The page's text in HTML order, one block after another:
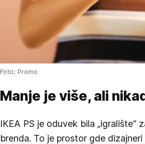
Foto: Promo
Manje je više, ali
IKEA PS je oduvek bila „igralište“
brenda. To je prostor gde